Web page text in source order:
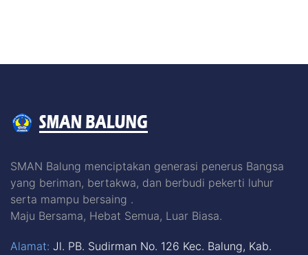
SMAN Balung menciptakan generasi penerus Bangsa
yang beriman, bertakwa, dan berbudi pekerti luhur
serta mampu bersaing .
Maju Bersama, Hebat Semua, Luar Biasa.
Alamat: Jl. PB. Sudirman No. 126 Kec. Balung, Kab.